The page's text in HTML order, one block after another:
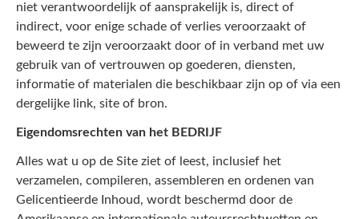
niet verantwoordelijk of aansprakelijk is, direct of
indirect, voor enige schade of verlies veroorzaakt of
beweerd te zijn veroorzaakt door of in verband met uw
gebruik van of vertrouwen op goederen, diensten,
informatie of materialen die beschikbaar zijn op of via een
dergelijke link, site of bron.
Eigendomsrechten van het BEDRIJF
Alles wat u op de Site ziet of leest, inclusief het
verzamelen, compileren, assembleren en ordenen van
Gelicentieerde Inhoud, wordt beschermd door de